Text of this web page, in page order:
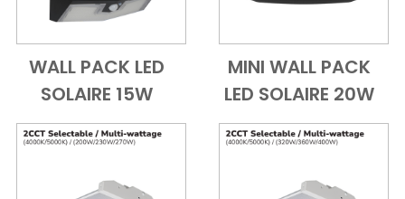
Add to Cart
Vue d'ensemble
WALL PACK LED
SOLAIRE 15W
Add to Cart
Vue
MINI WALL PACK
LED SOLAIRE 20W